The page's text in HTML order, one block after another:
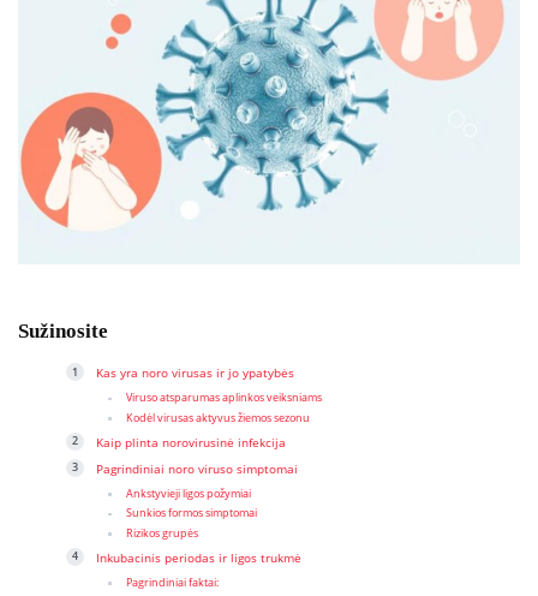
Sužinosite
Kas yra noro virusas ir jo ypatybės
Viruso atsparumas aplinkos veiksniams
Kodėl virusas aktyvus žiemos sezonu
Kaip plinta norovirusinė infekcija
Pagrindiniai noro viruso simptomai
Ankstyvieji ligos požymiai
Sunkios formos simptomai
Rizikos grupės
Inkubacinis periodas ir ligos trukmė
Pagrindiniai faktai: